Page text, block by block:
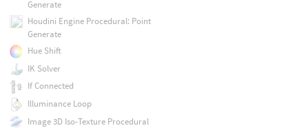
Generate
Houdini Engine Procedural: Point
Generate
Hue Shift
IK Solver
If Connected
Illuminance Loop
Image 3D Iso-Texture Procedural